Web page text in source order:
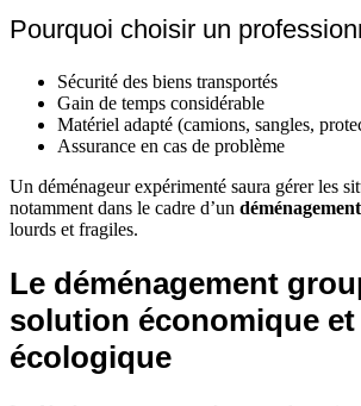
Pourquoi choisir un
Sécurité des biens transportés
Gain de temps considérable
Matériel adapté (camions, sangles,
Assurance en cas de problème
Un déménageur expérimenté saura gérer les
notamment dans le cadre d’un
lourds et fragiles.
Le déménagement
solution économique et
écologique